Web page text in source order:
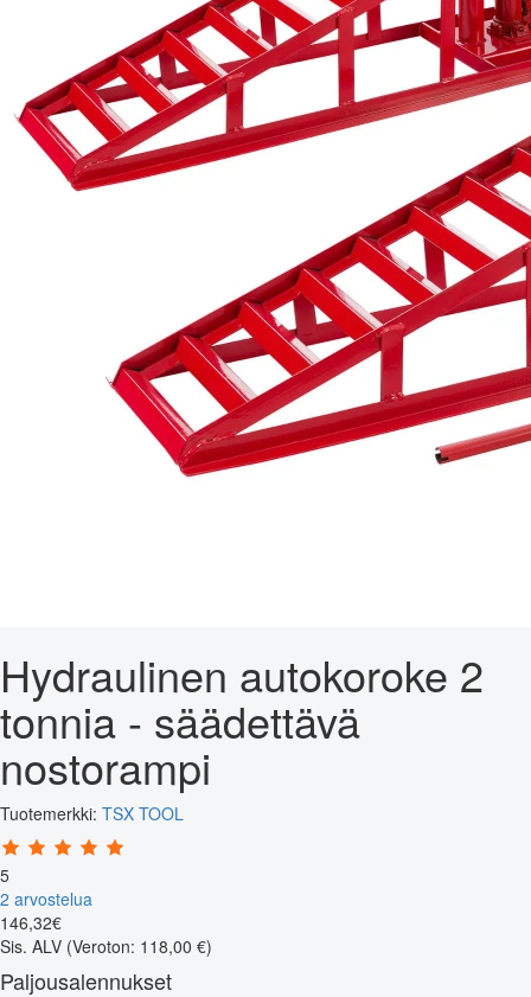
Hydraulinen autokoroke 2
tonnia - säädettävä
nostorampi
Tuotemerkki: TSX TOOL
5
2 arvostelua
146,32€
Sis. ALV (Veroton: 118,00 €)
Paljousalennukset